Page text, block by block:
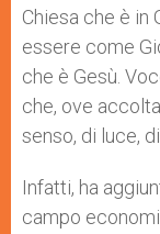
Chiesa che è in
essere come
che è Gesù.
che, ove
senso, di luce,
Infatti, ha
campo